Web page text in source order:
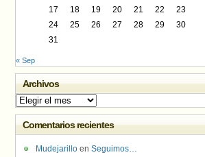
17
18 19 20 21 22
23
24
25 26 27 28 29
30
31
« Sep
Archivos
Archivos
Comentarios recientes
Mudejarillo en Seguimos…